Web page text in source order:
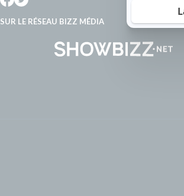
SUR LE RÉSEAU BIZZ MÉDIA